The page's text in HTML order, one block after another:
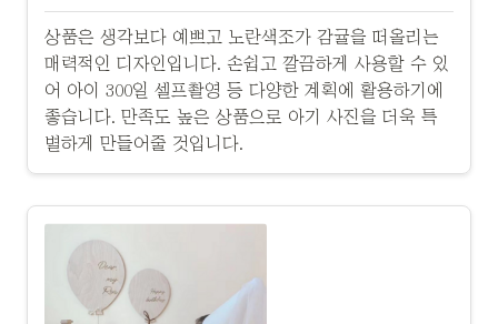
상품은 생각보다 예쁘고 노란색조가 감귤을 떠올리는
매력적인 디자인입니다. 손쉽고 깔끔하게 사용할 수 있
어 아이 300일 셀프촬영 등 다양한 계획에 활용하기에
좋습니다. 만족도 높은 상품으로 아기 사진을 더욱 특
별하게 만들어줄 것입니다.